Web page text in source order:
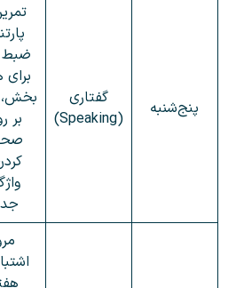
پنج‌شنبه
گفتاری
(Speaking)
ضبط
بخش،
بر